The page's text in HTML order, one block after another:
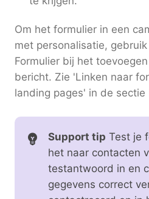
Om het formulier in een
met personalisatie,
Formulier bij het
bericht. Zie 'Linken naar
landing pages' in de sectie
Support tip Test je
het naar contacten
testantwoord in en
gegevens correct